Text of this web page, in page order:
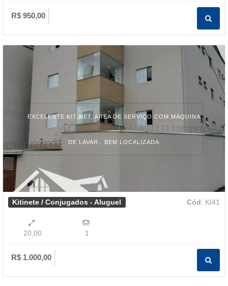
R$ 950,00
EXCELENTE KIT NET, AREA DE SERVIÇO COM MAQUINA
DE LAVAR.. BEM LOCALIZADA
Kitinete / Conjugados - Aluguel Cód: KI41
20,00 1
R$ 1.000,00